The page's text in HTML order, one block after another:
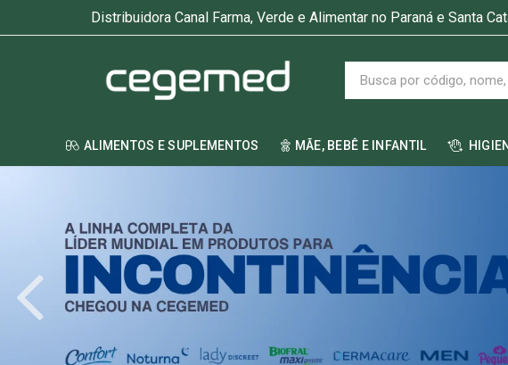
Distribuidora Canal Farma, Verde e Alimentar no Paraná e Santa
ALIMENTOS E SUPLEMENTOS MÃE, BEBÊ E INFANTIL